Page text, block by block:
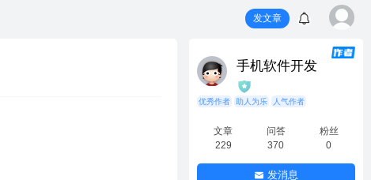
发文章
手机软件开发
优秀作者 助人为乐 人气作者
文章
229
问答
370
粉丝
0
发消息